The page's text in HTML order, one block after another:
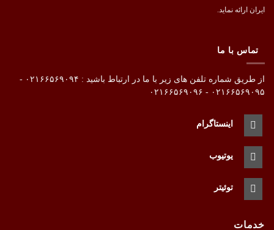
ایران ارائه نماید.
تماس با ما
از طریق شماره تلفن های زیر با ما در ارتباط باشید : ۰۲۱۶۶۵۶۹۰۹۴ -
۰۲۱۶۶۵۶۹۰۹۵ - ۰۲۱۶۶۵۶۹۰۹۶
اینستاگرام
یوتیوب
توئیتر
خدمات